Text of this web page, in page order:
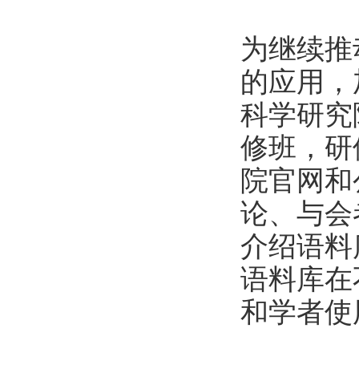
为继续
的应用
科学研
修班，
院官网
论、与
介绍语
语料库
和学者